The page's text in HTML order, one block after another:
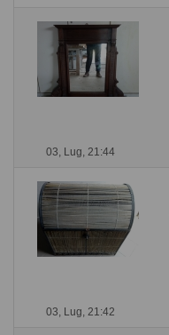
03, Lug, 21:44
03, Lug, 21:42